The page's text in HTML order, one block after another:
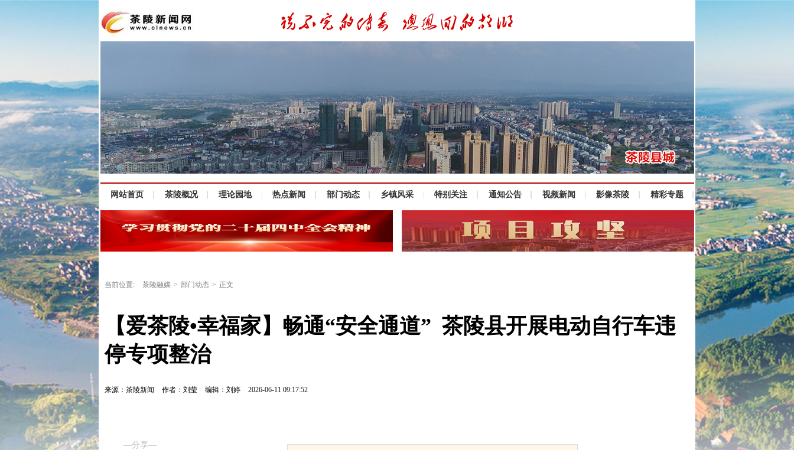
网站首页 茶陵概况 理论园地 热点新闻 部门动态 乡镇风采 特别关注 通知公告 视频新闻 影像茶陵 精彩专题
当前位置: 茶陵融媒 > 部门动态 > 正文
【爱茶陵•幸福家】畅通“安全通道”  茶陵县开展电动自行车违
停专项整治
来源：茶陵新闻 作者：刘莹 编辑：刘婷 2026-06-11 09:17:52
—分享—